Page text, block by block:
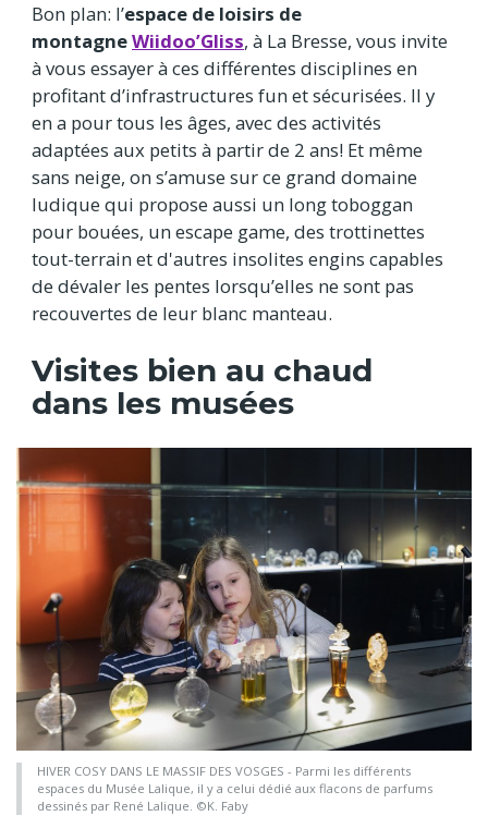
Bon plan: l’espace de loisirs de
montagneWiidoo’Gliss, à La Bresse, vous invite
à vous essayer à ces différentes disciplines en
profitant d’infrastructures fun et sécurisées. Il y
en a pour tous les âges, avec des activités
adaptées aux petits à partir de 2 ans! Et même
sans neige, on s’amuse sur ce grand domaine
ludique qui propose aussi un long toboggan
pour bouées, un escape game, des trottinettes
tout-terrain et d'autres insolites engins capables
de dévaler les pentes lorsqu’elles ne sont pas
recouvertes de leur blanc manteau.
Visites bien au chaud
dans les musées
HIVER COSY DANS LE MASSIF DES VOSGES - Parmi les différents
espaces du Musée Lalique, il y a celui dédié aux flacons de parfums
dessinés par René Lalique. ©K. Faby